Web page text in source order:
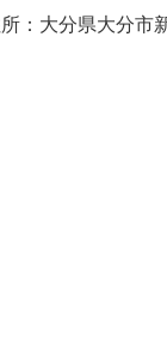
：大分県大分市